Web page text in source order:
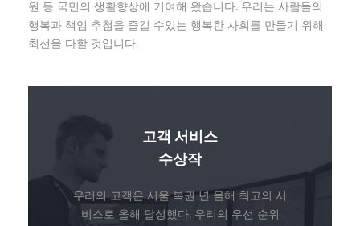
원 등 국민의 생활향상에 기여해 왔습니다. 우리는 사람들의
행복과 책임 추첨을 즐길 수있는 행복한 사회를 만들기 위해
최선을 다할 것입니다.
고객 서비스
수상작
우리의 고객은 서울 복권 년 올해 최고의 서
비스로 올해 달성했다, 우리의 우선 순위